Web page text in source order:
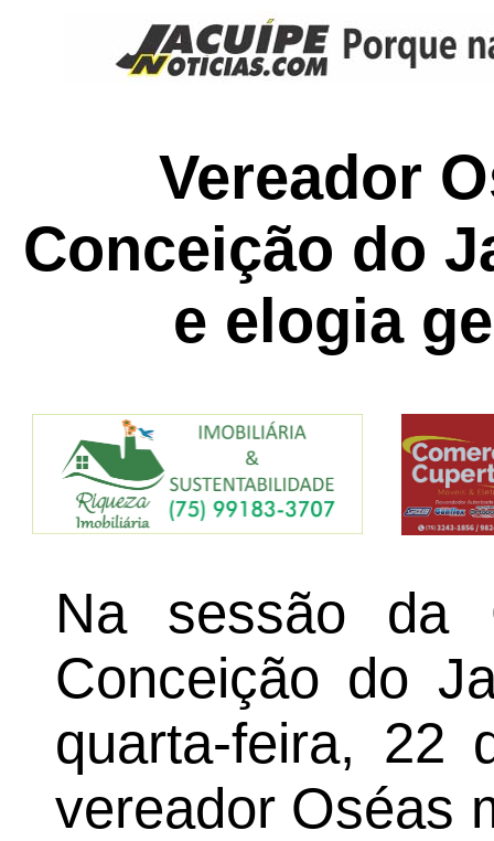
Vereador
Conceição do
e elogia
Na sessão da
Conceição do
quarta-feira, 22
vereador Oséas